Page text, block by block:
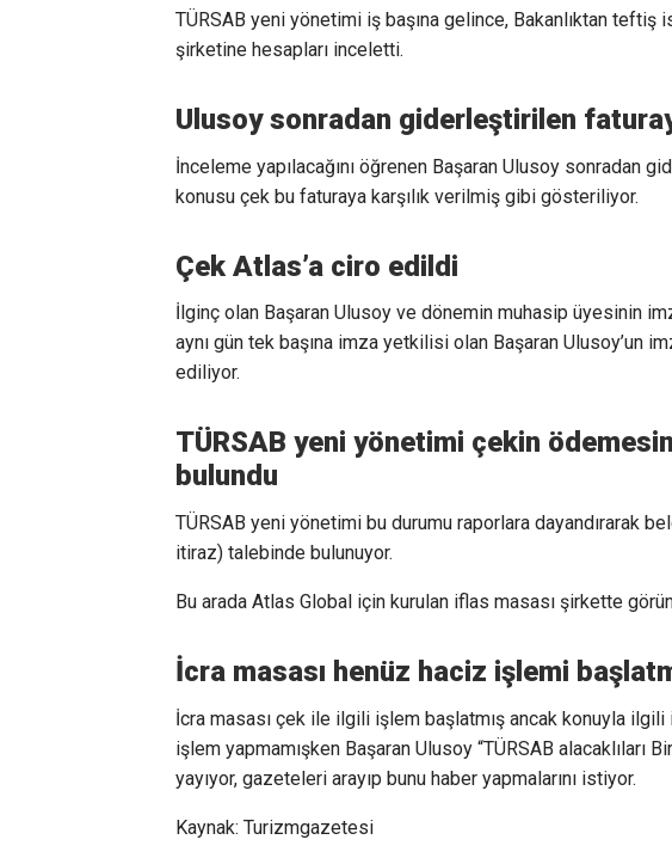
TÜRSAB yeni yönetimi iş başına gelince, Bakanlıktan teftiş
şirketine hesapları inceletti.
Ulusoy sonradan giderleştirilen
İnceleme yapılacağını öğrenen Başaran Ulusoy sonradan
konusu çek bu faturaya karşılık verilmiş gibi gösteriliyor.
Çek Atlas’a ciro edildi
İlginç olan Başaran Ulusoy ve dönemin muhasip üyesinin
aynı gün tek başına imza yetkilisi olan Başaran Ulusoy’un
ediliyor.
TÜRSAB yeni yönetimi çekin
bulundu
TÜRSAB yeni yönetimi bu durumu raporlara dayandırarak
itiraz) talebinde bulunuyor.
Bu arada Atlas Global için kurulan iflas masası şirkette
İcra masası henüz haciz işlemi
İcra masası çek ile ilgili işlem başlatmış ancak konuyla
işlem yapmamışken Başaran Ulusoy “TÜRSAB
yayıyor, gazeteleri arayıp bunu haber yapmalarını istiyor.
Kaynak: Turizmgazetesi